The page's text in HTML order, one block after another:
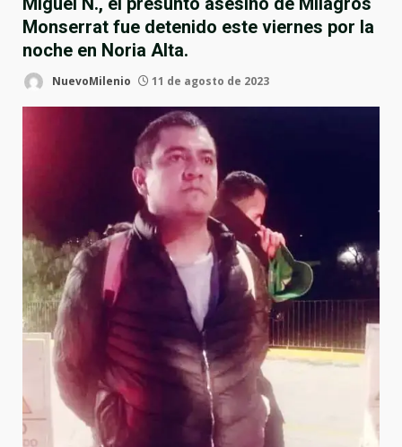
Monserrat fue detenido este viernes por la
noche en Noria Alta.
NuevoMilenio 11 de agosto de 2023